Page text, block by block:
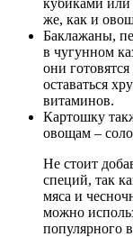
кубиками или
же, как и
Баклажаны,
в чугунном
они
оставаться
витаминов.
Картошку
овощам –
Не стоит
специй, так
мяса и
можно
популярного